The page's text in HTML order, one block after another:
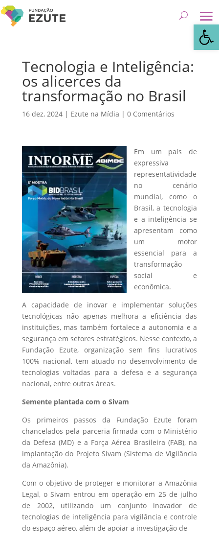
Tecnologia e Inteligência:
os alicerces da
transformação no Brasil
16 dez, 2024| Ezute na Mídia | 0 Comentários
Em um país de
expressiva
representatividade
no cenário
mundial, como o
Brasil, a tecnologia
e a inteligência se
apresentam como
um motor
essencial para a
transformação
social e
econômica.
A capacidade de inovar e implementar soluções
tecnológicas não apenas melhora a eficiência das
instituições, mas também fortalece a autonomia e a
segurança em setores estratégicos. Nesse contexto, a
Fundação Ezute, organização sem fins lucrativos
100% nacional, tem atuado no desenvolvimento de
tecnologias voltadas para a defesa e a segurança
nacional, entre outras áreas.
Semente plantada com o Sivam
Os primeiros passos da Fundação Ezute foram
chancelados pela parceria firmada com o Ministério
da Defesa (MD) e a Força Aérea Brasileira (FAB), na
implantação do Projeto Sivam (Sistema de Vigilância
da Amazônia).
Com o objetivo de proteger e monitorar a Amazônia
Legal, o Sivam entrou em operação em 25 de julho
de 2002, utilizando um conjunto inovador de
tecnologias de inteligência para vigilância e controle
do espaço aéreo, além de apoiar a investigação de
Abrir